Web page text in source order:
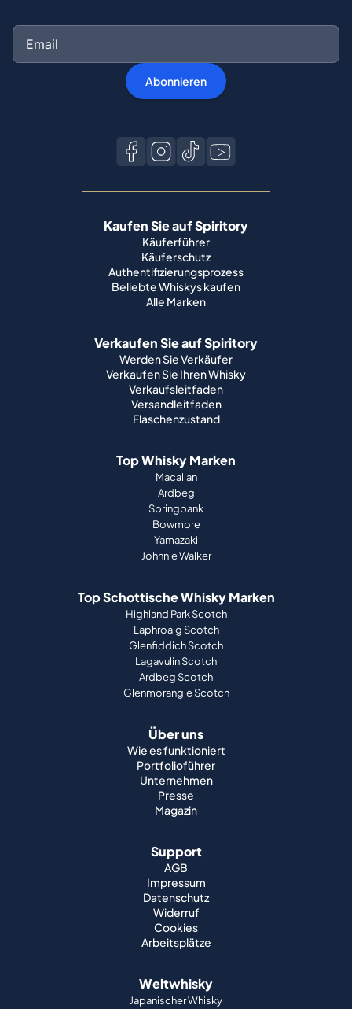
Abonnieren
Kaufen Sie auf Spiritory
Käuferführer
Käuferschutz
Authentifizierungsprozess
Beliebte Whiskys kaufen
Alle Marken
Verkaufen Sie auf Spiritory
Werden Sie Verkäufer
Verkaufen Sie Ihren Whisky
Verkaufsleitfaden
Versandleitfaden
Flaschenzustand
Top Whisky Marken
Macallan
Ardbeg
Springbank
Bowmore
Yamazaki
Johnnie Walker
Top Schottische Whisky Marken
Highland Park Scotch
Laphroaig Scotch
Glenfiddich Scotch
Lagavulin Scotch
Ardbeg Scotch
Glenmorangie Scotch
Über uns
Wie es funktioniert
Portfolioführer
Unternehmen
Presse
Magazin
Support
AGB
Impressum
Datenschutz
Widerruf
Cookies
Arbeitsplätze
Weltwhisky
Japanischer Whisky